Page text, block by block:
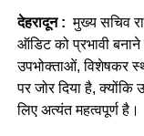
देहरादून : मुख्य सचिव
ऑडिट को प्रभावी बनाने
उपभोक्ताओं, विशेषकर
पर जोर दिया है,
लिए अत्यंत महत्वपूर्ण है।